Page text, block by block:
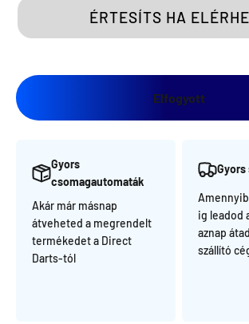
ÉRTESÍTS HA
Elfogyott
Gyors
csomagautomaták
Akár már másnap
átveheted a megrendelt
termékedet a Direct
Darts-tól
Gyors
ig leadod
aznap
szállító